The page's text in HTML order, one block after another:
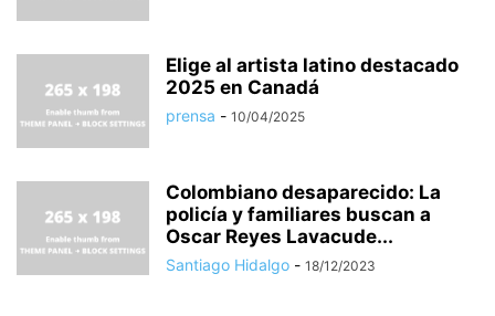
Elige al artista latino destacado
2025 en Canadá
prensa - 10/04/2025
Colombiano desaparecido: La
policía y familiares buscan a
Oscar Reyes Lavacude...
Santiago Hidalgo - 18/12/2023